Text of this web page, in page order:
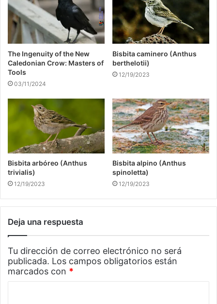
The Ingenuity of the New
Caledonian Crow: Masters of
Tools
03/11/2024
Bisbita caminero (Anthus
berthelotii)
12/19/2023
Bisbita arbóreo (Anthus
trivialis)
12/19/2023
Bisbita alpino (Anthus
spinoletta)
12/19/2023
Deja una respuesta
Tu dirección de correo electrónico no será
publicada. Los campos obligatorios están
marcados con *